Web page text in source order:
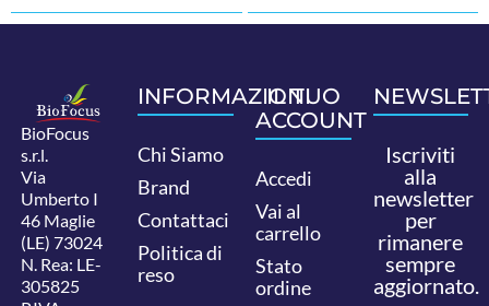
BioFocus
s.r.l.
Via
Umberto I
46 Maglie
(LE) 73024
N. Rea: LE-
305825
INFORMAZIONI
Chi Siamo
Brand
Contattaci
Politica di
reso
IL TUO
ACCOUNT
Accedi
Vai al
carrello
Stato
ordine
Iscriviti
alla
newsletter
per
rimanere
sempre
aggiornato.